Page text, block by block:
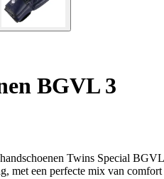
BGVL 3
Twins Special BGVL
met een perfecte mix van comfort